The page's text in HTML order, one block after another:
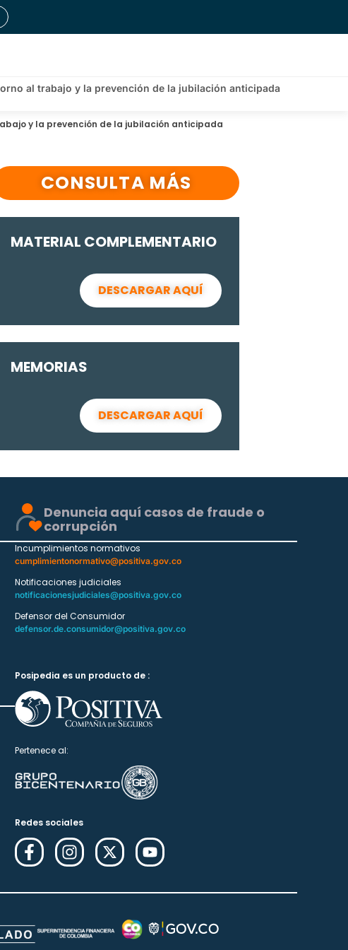
al trabajo y la prevención de la jubilación anticipada
y la prevención de la jubilación anticipada
CONSULTA MÁS
MATERIAL COMPLEMENTARIO
DESCARGAR AQUÍ
MEMORIAS
DESCARGAR AQUÍ
Denuncia aquí casos de fraude o
corrupción
Incumplimientos normativos
cumplimientonormativo@positiva.gov.co
Notificaciones judiciales
notificacionesjudiciales@positiva.gov.co
Defensor del Consumidor
defensor.de.consumidor@positiva.gov.co
Posipedia es un producto de :
Pertenece al:
Redes sociales